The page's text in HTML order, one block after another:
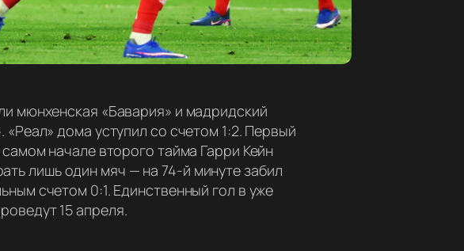
мюнхенская «Бавария» и мадридский
дома уступил со счетом 1:2. Первый
начале второго тайма Гарри Кейн
лишь один мяч — на 74-й минуте забил
счетом 0:1. Единственный гол в уже
15 апреля.